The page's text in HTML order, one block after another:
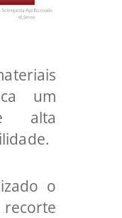
um
alta
o